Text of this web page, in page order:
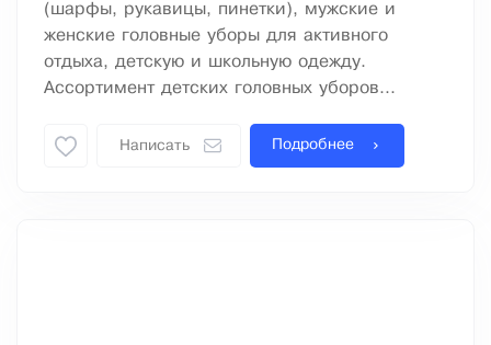
(шарфы, рукавицы, пинетки), мужские и
женские головные уборы для активного
отдыха, детскую и школьную одежду.
Ассортимент детских головных уборов...
Написать Подробнее